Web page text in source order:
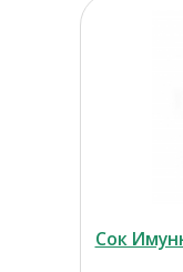
Сок